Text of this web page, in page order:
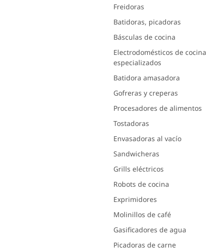
Freidoras
Batidoras, picadoras
Básculas de cocina
Electrodomésticos de cocina
especializados
Batidora amasadora
Gofreras y creperas
Procesadores de alimentos
Tostadoras
Envasadoras al vacío
Sandwicheras
Grills eléctricos
Robots de cocina
Exprimidores
Molinillos de café
Gasificadores de agua
Picadoras de carne